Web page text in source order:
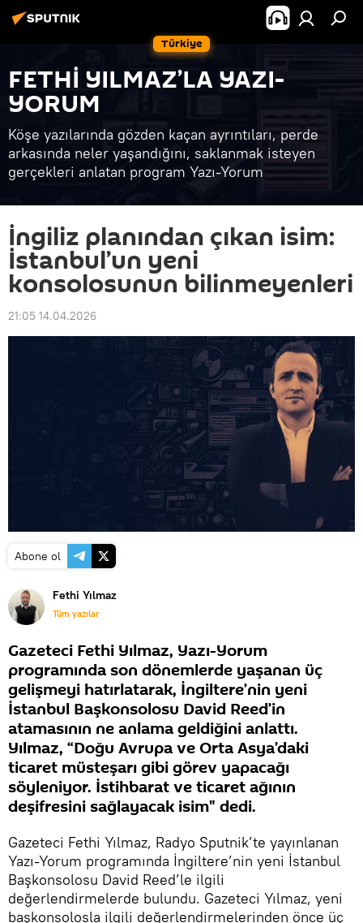
Türkiye
FETHİ YILMAZ’LA YAZI-
YORUM
Köşe yazılarında gözden kaçan ayrıntıları, perde
arkasında neler yaşandığını, saklanmak isteyen
gerçekleri anlatan program Yazı-Yorum
İngiliz planından çıkan isim:
İstanbul’un yeni
konsolosunun bilinmeyenleri
21:05 14.04.2026
Abone ol
Fethi Yılmaz
Tüm yazılar
Gazeteci Fethi Yılmaz, Yazı-Yorum
programında son dönemlerde yaşanan üç
gelişmeyi hatırlatarak, İngiltere’nin yeni
İstanbul Başkonsolosu David Reed’in
atamasının ne anlama geldiğini anlattı.
Yılmaz, “Doğu Avrupa ve Orta Asya’daki
ticaret müsteşarı gibi görev yapacağı
söyleniyor. İstihbarat ve ticaret ağının
deşifresini sağlayacak isim" dedi.
Gazeteci Fethi Yılmaz, Radyo Sputnik’te yayınlanan
Yazı-Yorum programında İngiltere’nin yeni İstanbul
Başkonsolosu David Reed’le ilgili
değerlendirmelerde bulundu. Gazeteci Yılmaz, yeni
başkonsolosla ilgili değerlendirmelerinden önce üç